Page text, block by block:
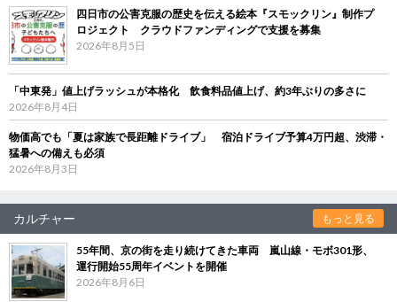
四日市の公害克服の歴史を伝える絵本『スモックリン』制作プ
ロジェクト クラウドファンディングで支援を募集
2026年8月5日
「中東発」値上げラッシュが本格化 飲食料品値上げ、約3年ぶりの多さに
2026年8月4日
物価高でも「夏は家族で長距離ドライブ」 宿泊ドライブ予算4万円超、渋滞・
猛暑への備えも必須
2026年8月3日
カルチャー もっと見る
55年間、京の街を走り続けてきた車両 嵐山線・モボ301形、
運行開始55周年イベントを開催
2026年8月6日